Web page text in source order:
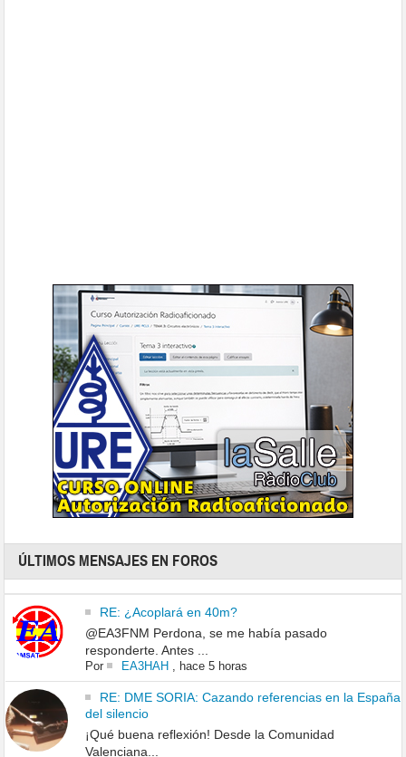
ÚLTIMOS MENSAJES EN FOROS
RE: ¿Acoplará en 40m?
@EA3FNM Perdona, se me había pasado
responderte. Antes ...
Por EA3HAH, hace 5 horas
RE: DME SORIA: Cazando referencias en la España
del silencio
¡Qué buena reflexión! Desde la Comunidad
Valenciana...